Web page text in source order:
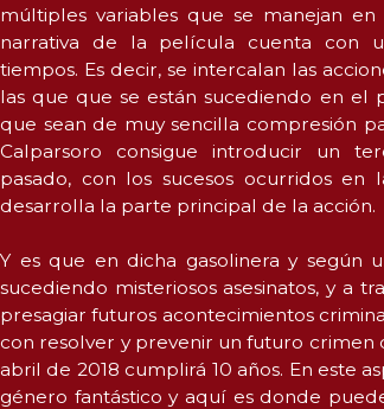
múltiples variables que se manejan
narrativa de la película cuenta con
tiempos. Es decir, se intercalan las
las que que se están sucediendo en el
que sean de muy sencilla compresión
Calparsoro consigue introducir un
pasado, con los sucesos ocurridos en
desarrolla la parte principal de la acción.
Y es que en dicha gasolinera y según
sucediendo misteriosos asesinatos, y a
presagiar futuros acontecimientos
con resolver y prevenir un futuro crimen
abril de 2018 cumplirá 10 años. En este
género fantástico y aquí es donde